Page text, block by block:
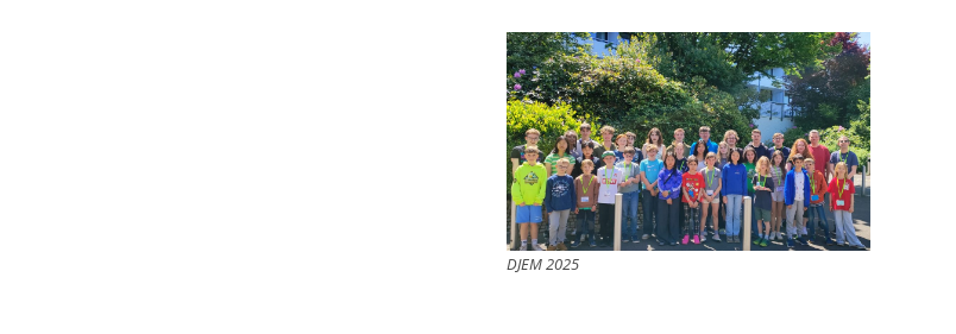
DJEM 2025